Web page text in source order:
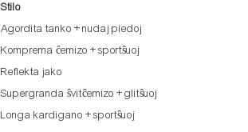
Stilo
Agordita tanko + nudaj piedoj
Komprema ĉemizo + sportŝuoj
Reflekta jako
Supergranda ŝvitĉemizo + glitŝuoj
Longa kardigano + sportŝuoj